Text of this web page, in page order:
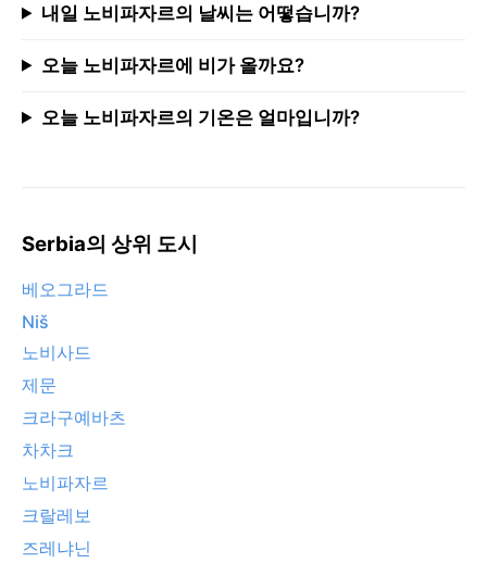
내일 노비파자르의 날씨는 어떻습니까?
오늘 노비파자르에 비가 올까요?
오늘 노비파자르의 기온은 얼마입니까?
Serbia의 상위 도시
베오그라드
Niš
노비사드
제문
크라구예바츠
차차크
노비파자르
크랄레보
즈레냐닌